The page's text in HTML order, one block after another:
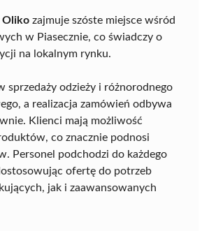
Oliko zajmuje szóste miejsce wśród
w Piasecznie, co świadczy o
na lokalnym rynku.
sprzedaży odzieży i różnorodnego
a realizacja zamówień odbywa
Klienci mają możliwość
co znacznie podnosi
Personel podchodzi do każdego
ofertę do potrzeb
jak i zaawansowanych